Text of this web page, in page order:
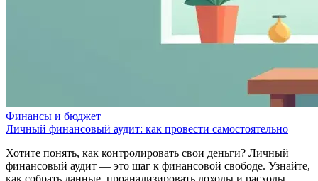
Финансы и бюджет
Личный финансовый аудит: как провести самостоятельно
Хотите понять, как контролировать свои деньги? Личный
финансовый аудит — это шаг к финансовой свободе. Узнайте,
как собрать данные, проанализировать доходы и расходы,